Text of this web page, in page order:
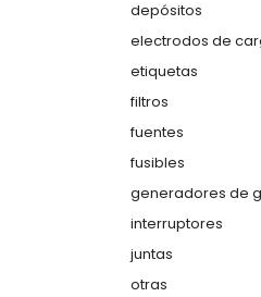
depósitos
electrodos de
etiquetas
filtros
fuentes
fusibles
generadores de
interruptores
juntas
otras